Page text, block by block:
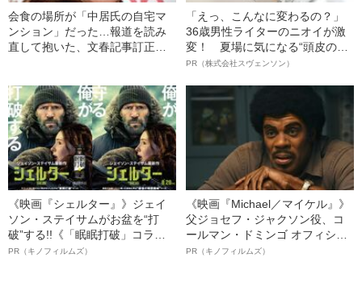
会食の場所が「中居氏の自宅マ
ンション」だった…報道を読み
直して抱いた、文春記事訂正問
「えっ、こんなに変わるの？」
36歳男性ライターのニオイが激
変！ 夏場に気になる“頭皮のニ
オイ”や“ベタつき”を解消す
ト”が生み出した徹底ケアとは
PR（株式会社スヴェンソン）
《映画『シェルター』》ジェイ
ソン・ステイサムがお盆を“打
破”する!!《「眠眠打破」コラ
ボ》
PR（キノフィルムズ）
《映画『Michael／マイケル』》
父ジョセフ・ジャクソン役、コ
ールマン・ドミンゴ オフィシャ
ルインタビュー“観客を魅了した
PR（キノフィルムズ）